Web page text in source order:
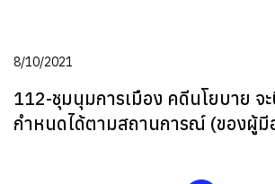
8/10/2021
112-ชุมนุมการเมือง คดีนโยบาย จ
กำหนดได้ตามสถานการณ์ (ของผู้มี